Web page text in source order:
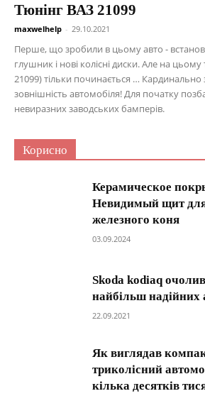
Тюнінг ВАЗ 21099
maxwelhelp - 29.10.2021
Перше, що зробили в цьому авто -
глушник і нові колісні диски. Але на
21099) тільки починається …
зовнішність автомобіля! Для початку
невиразних заводських бамперів.
Корисно
Керамическое
Невидимый щит
железного коня
03.09.2024
Skoda kodiaq
найбільш надійних
22.09.2021
Як виглядав
триколісний
кілька десятків